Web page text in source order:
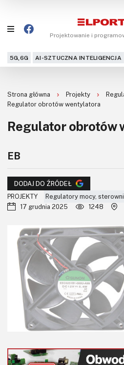
Projektowanie i
5G,6G AI-SZTUCZNA INTELIGENCJA
Projekty
Kursy
Dla Ciebie
Kontakt
Newsletter
Magazyny
Archiwum
Strona główna Projekty
Regulator obrotów wentylatora
Regulator obrotów
EB
DODAJ DO ŹRÓDEŁ
PROJEKTY
Regulatory mocy,
17 grudnia 2025
1248